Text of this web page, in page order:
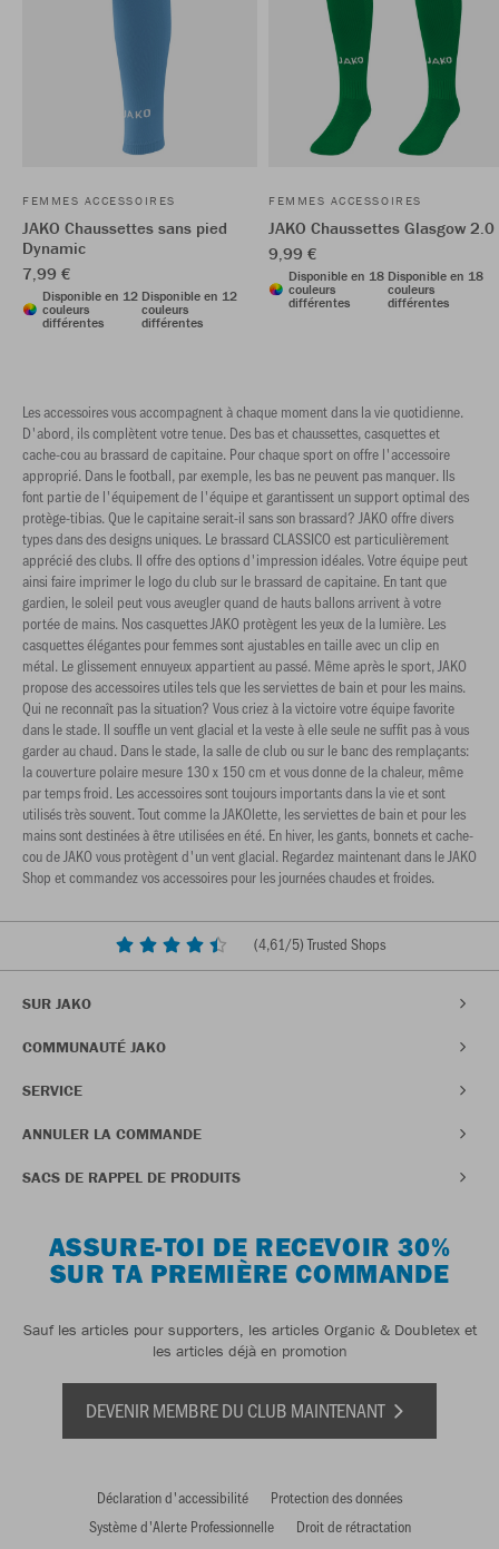
FEMMES ACCESSOIRES
JAKO Chaussettes sans pied
Dynamic
7,99 €
Disponible en 12
couleurs
différentes
Disponible en 12
couleurs
différentes
FEMMES ACCESSOIRES
JAKO Chaussettes Glasgow 2.0
9,99 €
Disponible en 18
couleurs
différentes
Disponible en 18
couleurs
différentes
Les accessoires vous accompagnent à chaque moment dans la vie quotidienne.
D'abord, ils complètent votre tenue. Des bas et chaussettes, casquettes et
cache-cou au brassard de capitaine. Pour chaque sport on offre l'accessoire
approprié. Dans le football, par exemple, les bas ne peuvent pas manquer. Ils
font partie de l'équipement de l'équipe et garantissent un support optimal des
protège-tibias. Que le capitaine serait-il sans son brassard? JAKO offre divers
types dans des designs uniques. Le brassard CLASSICO est particulièrement
apprécié des clubs. Il offre des options d'impression idéales. Votre équipe peut
ainsi faire imprimer le logo du club sur le brassard de capitaine. En tant que
gardien, le soleil peut vous aveugler quand de hauts ballons arrivent à votre
portée de mains. Nos casquettes JAKO protègent les yeux de la lumière. Les
casquettes élégantes pour femmes sont ajustables en taille avec un clip en
métal. Le glissement ennuyeux appartient au passé. Même après le sport, JAKO
propose des accessoires utiles tels que les serviettes de bain et pour les mains.
Qui ne reconnaît pas la situation? Vous criez à la victoire votre équipe favorite
dans le stade. Il souffle un vent glacial et la veste à elle seule ne suffit pas à vous
garder au chaud. Dans le stade, la salle de club ou sur le banc des remplaçants:
la couverture polaire mesure 130 x 150 cm et vous donne de la chaleur, même
par temps froid. Les accessoires sont toujours importants dans la vie et sont
utilisés très souvent. Tout comme la JAKOlette, les serviettes de bain et pour les
mains sont destinées à être utilisées en été. En hiver, les gants, bonnets et cache-
cou de JAKO vous protègent d'un vent glacial. Regardez maintenant dans le JAKO
Shop et commandez vos accessoires pour les journées chaudes et froides.
(4,61/5) Trusted Shops
SUR JAKO
COMMUNAUTÉ JAKO
SERVICE
ANNULER LA COMMANDE
SACS DE RAPPEL DE PRODUITS
ASSURE-TOI DE RECEVOIR 30%
SUR TA PREMIÈRE COMMANDE
Sauf les articles pour supporters, les articles Organic & Doubletex et
les articles déjà en promotion
DEVENIR MEMBRE DU CLUB MAINTENANT
Déclaration d'accessibilité
Protection des données
Système d'Alerte Professionnelle
Droit de rétractation